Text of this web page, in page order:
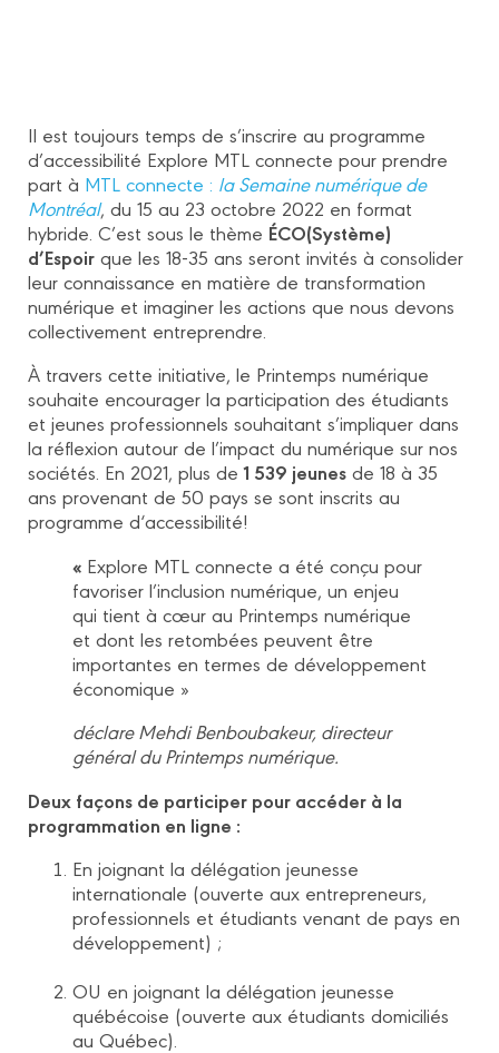
Il est toujours temps de s’inscrire au programme
d’accessibilité Explore MTL connecte pour prendre
part à MTL connecte : la Semaine numérique de
Montréal, du 15 au 23 octobre 2022 en format
hybride. C’est sous le thème ÉCO(Système)
d’Espoir que les 18-35 ans seront invités à consolider
leur connaissance en matière de transformation
numérique et imaginer les actions que nous devons
collectivement entreprendre.
À travers cette initiative, le Printemps numérique
souhaite encourager la participation des étudiants
et jeunes professionnels souhaitant s’impliquer dans
la réflexion autour de l’impact du numérique sur nos
sociétés. En 2021, plus de1 539 jeunes de 18 à 35
ans provenant de 50 pays se sont inscrits au
programme d‘accessibilité!
« Explore MTL connecte a été conçu pour
favoriser l’inclusion numérique, un enjeu
qui tient à cœur au Printemps numérique
et dont les retombées peuvent être
importantes en termes de développement
économique »
déclare Mehdi Benboubakeur, directeur
général du Printemps numérique.
Deux façons de participer pour accéder à la
programmation en ligne :
En joignant la délégation jeunesse
internationale (ouverte aux entrepreneurs,
professionnels et étudiants venant de pays en
développement) ;
OU en joignant la délégation jeunesse
québécoise (ouverte aux étudiants domiciliés
au Québec).